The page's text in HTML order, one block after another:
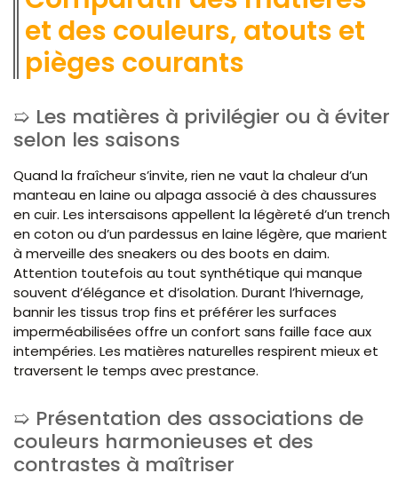
et des couleurs, atouts et
pièges courants
Les matières à privilégier ou à éviter
selon les saisons
Quand la fraîcheur s’invite, rien ne vaut la chaleur d’un
manteau en laine ou alpaga associé à des chaussures
en cuir. Les intersaisons appellent la légèreté d’un trench
en coton ou d’un pardessus en laine légère, que marient
à merveille des sneakers ou des boots en daim.
Attention toutefois au tout synthétique qui manque
souvent d’élégance et d’isolation. Durant l’hivernage,
bannir les tissus trop fins et préférer les surfaces
imperméabilisées offre un confort sans faille face aux
intempéries. Les matières naturelles respirent mieux et
traversent le temps avec prestance.
Présentation des associations de
couleurs harmonieuses et des
contrastes à maîtriser